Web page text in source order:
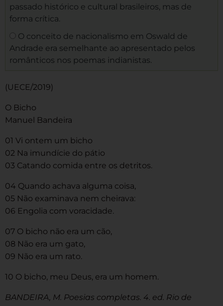
passado histórico e cultural brasileiros, mas de
forma crítica.
O conceito de nacionalismo em Oswald de
Andrade era semelhante ao apresentado pelos
românticos nos poemas indianistas.
(UECE/2019)
O Bicho
Manuel Bandeira
01 Vi ontem um bicho
02 Na imundície do pátio
03 Catando comida entre os detritos.
04 Quando achava alguma coisa,
05 Não examinava nem cheirava:
06 Engolia com voracidade.
07 O bicho não era um cão,
08 Não era um gato,
09 Não era um rato.
10 O bicho, meu Deus, era um homem.
BANDEIRA, M. Poesias completas. 4. ed. Rio de